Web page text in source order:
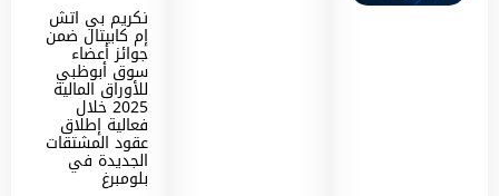
تكريم بي اتش
إم كابيتال ضمن
جوائز أعضاء
سوق أبوظبي
للأوراق المالية
2025 خلال
فعالية إطلاق
عقود المشتقات
الجديدة في
بلومبرغ